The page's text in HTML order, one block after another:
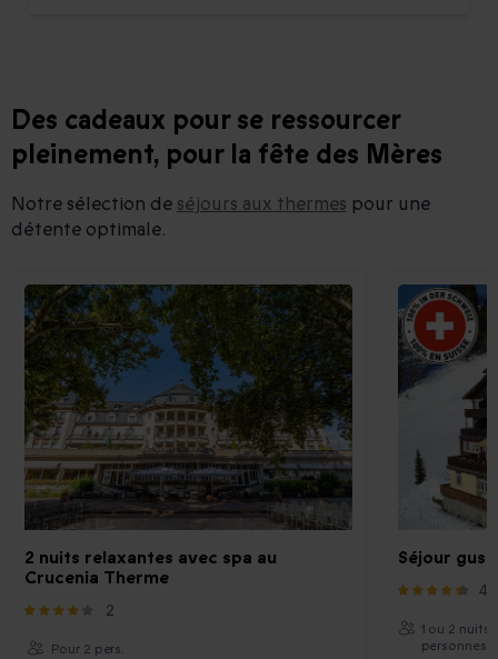
Des cadeaux pour se ressourcer
pleinement, pour la fête des Mères
Notre sélection de séjours aux thermes pour une
détente optimale.
2 nuits relaxantes avec spa au
Crucenia Therme
2
Pour 2 pers.
Séjour
1 ou 2 nuits
personnes